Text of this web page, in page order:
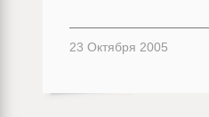
23 Октября 2005